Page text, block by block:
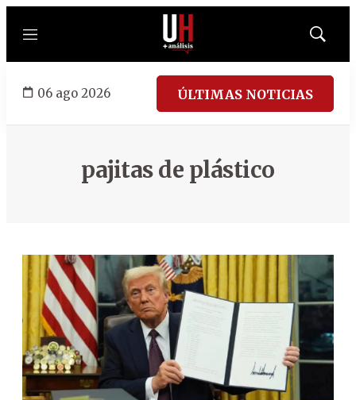
Menú
Mostrar
06 ago 2026 ÚLTIMAS NOTICIAS
pajitas de plástico